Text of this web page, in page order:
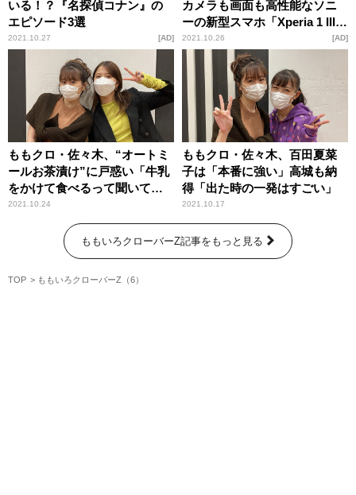
いる！？『名探偵コナン』の
エピソード3選
2021.10.27 AD
カメラも画面も高性能なソニ
ーの新型スマホ「Xperia 1 III」
の魅力
2021.10.26 AD
ももクロ・佐々木、“オートミ
ールお茶漬け”に戸惑い「牛乳
をかけて食べるって聞いてい
たのに」
2021.10.24
ももクロ・佐々木、百田夏菜
子は「本番に強い」高城も納
得「出た時の一発はすごい」
2021.10.17
ももいろクローバーZ記事をもっと見る
TOP ももいろクローバーZ（6）